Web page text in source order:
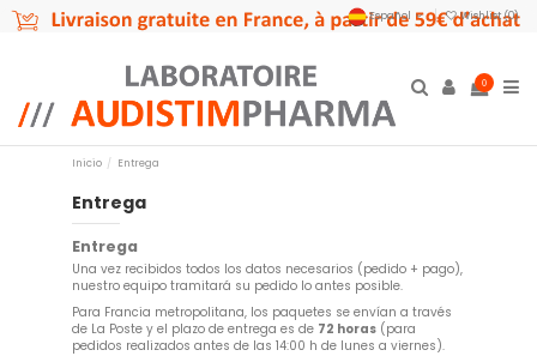
Español Wishlist (0)
0
Inicio Entrega
Entrega
Entrega
Una vez recibidos todos los datos necesarios (pedido + pago),
nuestro equipo tramitará su pedido lo antes posible.
Para Francia metropolitana,los paquetes se envían a través
de La Poste y el plazo de entrega es de 72 horas(para
pedidos realizados antes de las 14:00 h de lunes a viernes).